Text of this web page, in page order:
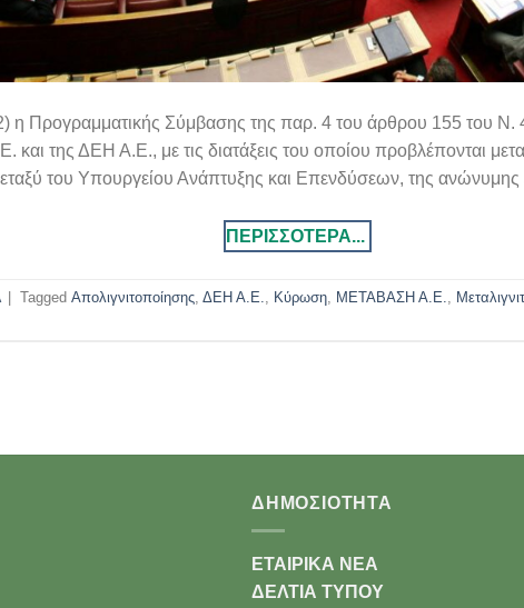
Προγραμματικής Σύμβασης της παρ. 4 του άρθρου 155 του N.
της ΔΕΗ Α.Ε., με τις διατάξεις του οποίου προβλέπονται
του Υπουργείου Ανάπτυξης και Επενδύσεων, της ανώνυμης
Tagged Απολιγνιτοποίησης, ΔΕΗ Α.Ε., Κύρωση, ΜΕΤΑΒΑΣΗ Α.Ε.,
ΔΗΜΟΣΙΟΤΗΤΑ
ΕΤΑΙΡΙΚΑ ΝΕΑ
ΔΕΛΤΙΑ ΤΥΠΟΥ